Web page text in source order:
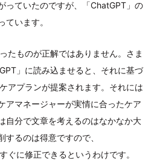
っていたのですが、「ChatGPT」の
います。
たものが正解ではありません。さま
」に読み込ませると、それに基づ
アプランが提案されます。それには
アマネージャーが実情に合ったケア
自分で文章を考えるのはなかなか大
るのは得意ですので、
ぐに修正できるというわけです。